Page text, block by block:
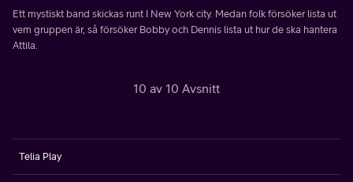
Ett mystiskt band skickas runt I New York city. Medan folk försöker lista ut
vem gruppen är, så försöker Bobby och Dennis lista ut hur de ska hantera
Attila.
10 av 10 Avsnitt
Telia Play